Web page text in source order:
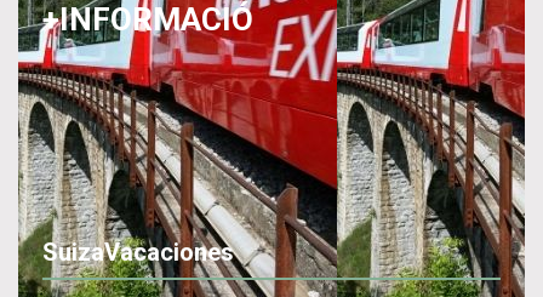
+INFORMACIÓ
SuizaVacaciones